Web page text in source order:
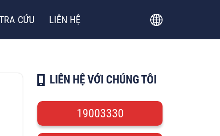
CỨU LIÊN HỆ
LIÊN HỆ VỚI CHÚNG TÔI
19003330